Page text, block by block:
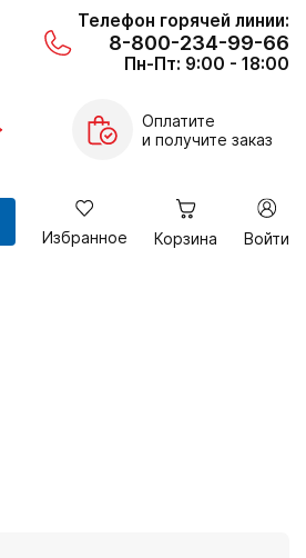
Телефон горячей линии:
8-800-234-99-66
Пн-Пт: 9:00 - 18:00
Оплатите
и получите заказ
Избранное Корзина Войти